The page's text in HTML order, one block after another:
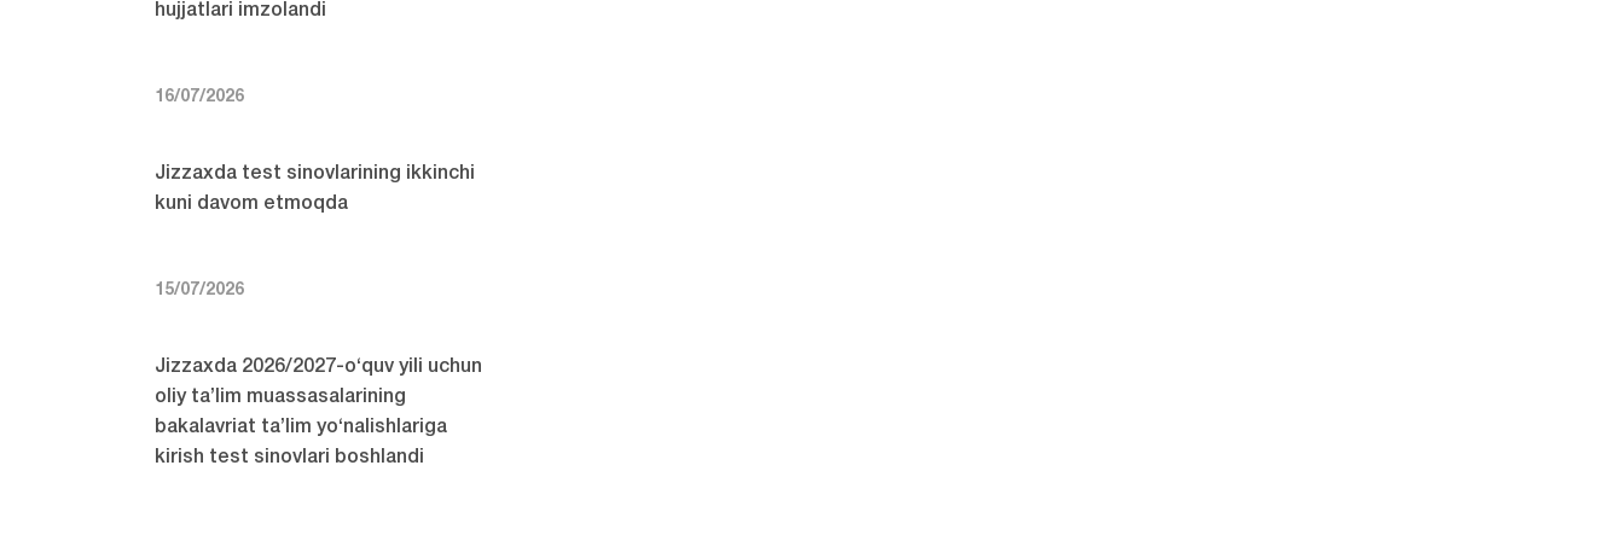
hujjatlari imzolandi
16/07/2026
Jizzaxda test sinovlarining ikkinchi
kuni davom etmoqda
15/07/2026
Jizzaxda 2026/2027-o‘quv yili uchun
oliy ta’lim muassasalarining
bakalavriat ta’lim yo‘nalishlariga
kirish test sinovlari boshlandi